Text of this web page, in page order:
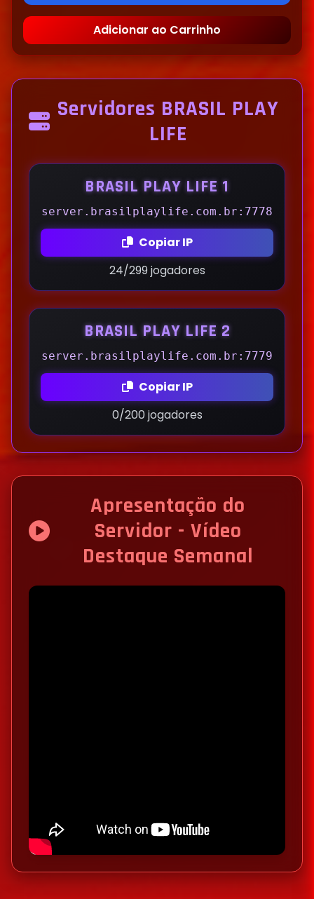
Adicionar ao Carrinho
Servidores BRASIL PLAY
LIFE
BRASIL PLAY LIFE 1
server.brasilplaylife.com.br:7778
Copiar IP
24/299 jogadores
BRASIL PLAY LIFE 2
server.brasilplaylife.com.br:7779
Copiar IP
0/200 jogadores
Apresentação do
Servidor - Vídeo
Destaque Semanal